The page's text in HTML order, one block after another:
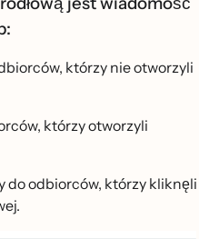
którzy nie otworzyli
którzy otworzyli
do odbiorców, którzy kliknęli